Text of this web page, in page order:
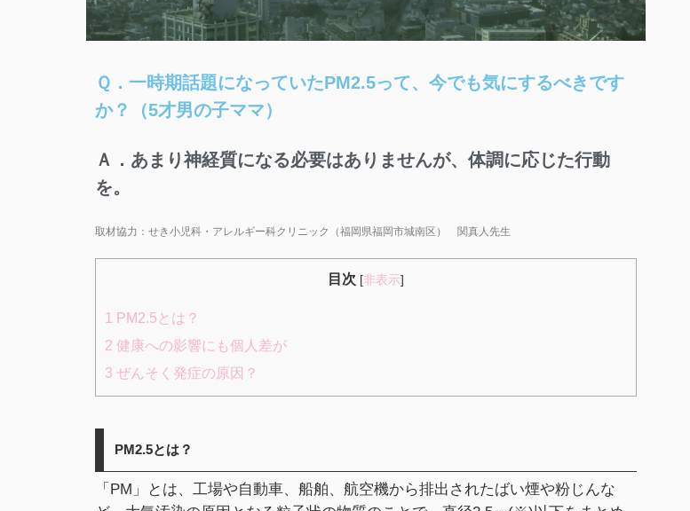
Ｑ．一時期話題になっていたPM2.5って、今でも気にするべきです
か？（5才男の子ママ）
Ａ．あまり神経質になる必要はありませんが、体調に応じた行動
を。
取材協力：せき小児科・アレルギー科クリニック（福岡県福岡市城南区） 関真人先生
目次 [非表示]
1
PM2.5とは？​
2 健康への影響にも個人差が​
3 ぜんそく発症の原因？​
PM2.5とは？​
「PM」とは、工場や自動車、船舶、航空機から排出されたばい煙や粉じんな